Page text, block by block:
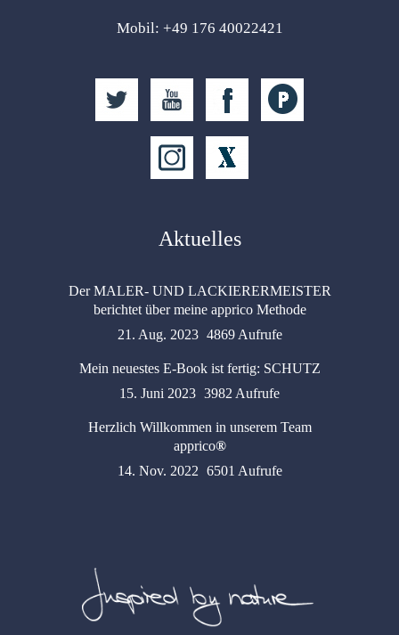
Mobil: +49 176 40022421
Aktuelles
Der MALER- UND LACKIERERMEISTER
berichtet über meine apprico Methode
21. Aug. 2023 4869 Aufrufe
Mein neuestes E-Book ist fertig: SCHUTZ
15. Juni 2023 3982 Aufrufe
Herzlich Willkommen in unserem Team
apprico®
14. Nov. 2022 6501 Aufrufe